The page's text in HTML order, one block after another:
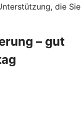
die Sie
– gut